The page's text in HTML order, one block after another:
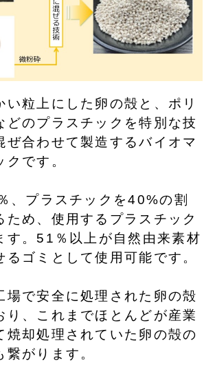
い粒上にした卵の殻と、ポリ
どのプラスチックを特別な技
ぜ合わせて製造するバイオマ
クです。
、プラスチックを40%の割
ため、使用するプラスチック
す。51％以上が自然由来素材
るゴミとして使用可能です。
場で安全に処理された卵の殻
り、これまでほとんどが産業
焼却処理されていた卵の殻の
がります。